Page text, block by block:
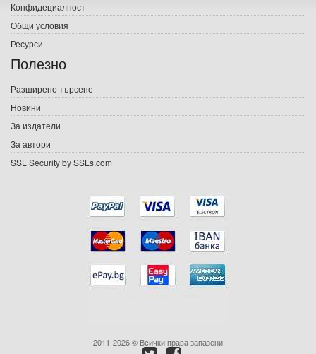
Електронни книги
Е-списания
Подаръци
Ваучери
Конфидециалност
Общи условия
Ресурси
Полезно
Разширено търсене
Новини
За издатели
За автори
SSL Security by SSLs.com
2011-2026 © Всички права запазени